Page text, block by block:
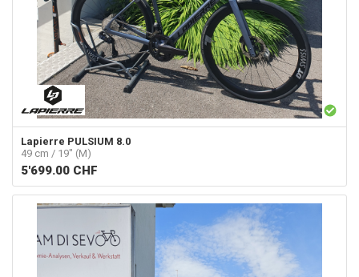
Lapierre PULSIUM 8.0
49 cm / 19" (M)
5'699.00 CHF